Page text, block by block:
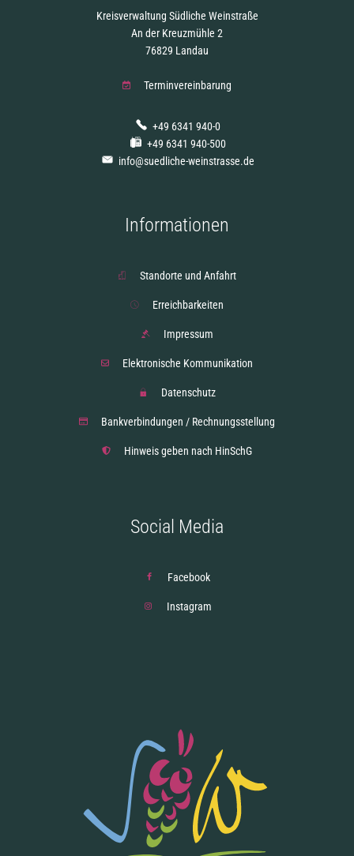
Kreisverwaltung Südliche Weinstraße
An der Kreuzmühle 2
76829 Landau
Terminvereinbarung
+49 6341 940-0
+49 6341 940-500
info@suedliche-weinstrasse.de
Informationen
Standorte und Anfahrt
Erreichbarkeiten
Impressum
Elektronische Kommunikation
Datenschutz
Bankverbindungen / Rechnungsstellung
Hinweis geben nach HinSchG
Social Media
Facebook
Instagram